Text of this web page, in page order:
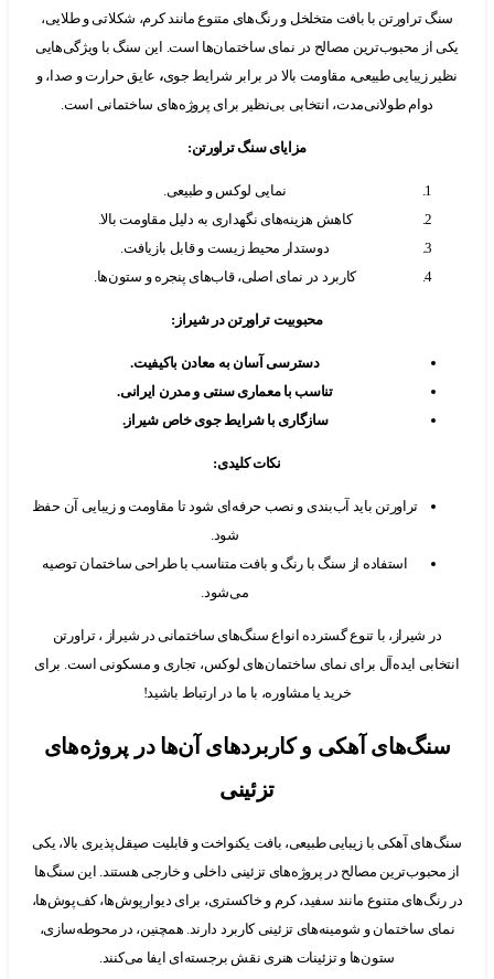
تراورتن با بافت متخلخل و رنگ‌های متنوع مانند کرم، شکلاتی و طلایی،
محبوب‌ترین مصالح در نمای ساختمان‌ها است. این سنگ با ویژگی‌هایی
زیبایی طبیعی،مقاومت بالا در برابر شرایط جوی، عایق حرارت و صدا، و
دوام طولانی‌مدت، انتخابی بی‌نظیر برای پروژه‌های ساختمانی است.
مزایای سنگ تراورتن:
نمایی لوکس و طبیعی.
کاهش هزینه‌های نگهداری به دلیل مقاومت بالا.
دوستدار محیط زیست و قابل بازیافت.
کاربرد در نمای اصلی، قاب‌های پنجره و ستون‌ها.
محبوبیت تراورتن در شیراز:
دسترسی آسان به معادن باکیفیت.
تناسب با معماری سنتی و مدرن ایرانی.
سازگاری با شرایط جوی خاص شیراز.
نکات کلیدی:
تراورتن باید آب‌بندی و نصب حرفه‌ای شود تا مقاومت و زیبایی آن حفظ
استفاده از سنگ با رنگ و بافت متناسب با طراحی ساختمان توصیه
شیراز، با تنوع گسترده انواع سنگ‌های ساختمانی در شیراز ، تراورتن
ایده‌آل برای نمای ساختمان‌های لوکس، تجاری و مسکونی است. برای
خرید یا مشاوره، با ما در ارتباط باشید!
آهکی و کاربردهای آن‌ها در پروژه‌های
آهکی با زیبایی طبیعی، بافت یکنواخت و قابلیت صیقل‌پذیری بالا، یکی
مصالح در پروژه‌های تزئینی داخلی و خارجی هستند. این سنگ‌ها
متنوع مانند سفید، کرم و خاکستری، برای دیوارپوش‌ها، کف‌پوش‌ها،
ساختمان و شومینه‌های تزئینی کاربرد دارند. همچنین، در محوطه‌سازی،
ستون‌ها و تزئینات هنری نقش برجسته‌ای ایفا می‌کنند.